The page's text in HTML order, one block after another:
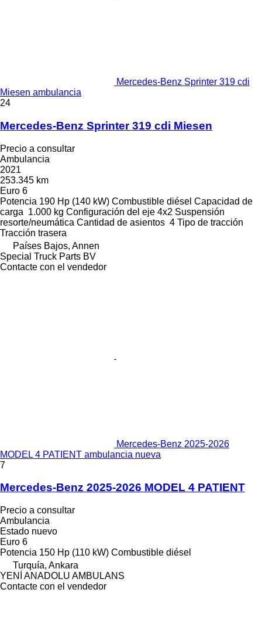
Mercedes-Benz Sprinter 319 cdi
Miesen ambulancia
24
Mercedes-Benz Sprinter 319 cdi Miesen
Precio a consultar
Ambulancia
2021
253.345 km
Euro 6
Potencia 190 Hp (140 kW) Combustible diésel Capacidad de
carga 1.000 kg Configuración del eje 4x2 Suspensión
resorte/neumática Cantidad de asientos 4 Tipo de tracción
Tracción trasera
Países Bajos, Annen
Special Truck Parts BV
Contacte con el vendedor
Mercedes-Benz 2025-2026
MODEL 4 PATIENT ambulancia nueva
7
Mercedes-Benz 2025-2026 MODEL 4 PATIENT
Precio a consultar
Ambulancia
Estado nuevo
Euro 6
Potencia 150 Hp (110 kW) Combustible diésel
Turquía, Ankara
YENİ ANADOLU AMBULANS
Contacte con el vendedor